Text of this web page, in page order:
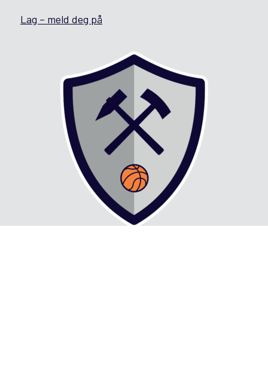
Lag – meld deg på